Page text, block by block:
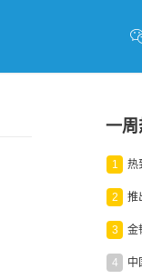
一周
1 热
2
3
4 中